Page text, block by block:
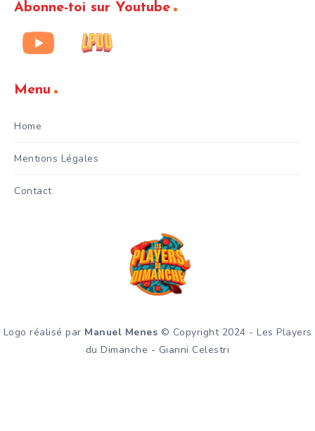
Abonne-toi sur Youtube
Menu
Home
Mentions Légales
Contact
Logo réalisé par Manuel Menes © Copyright 2024 - Les Players
du Dimanche - Gianni Celestri